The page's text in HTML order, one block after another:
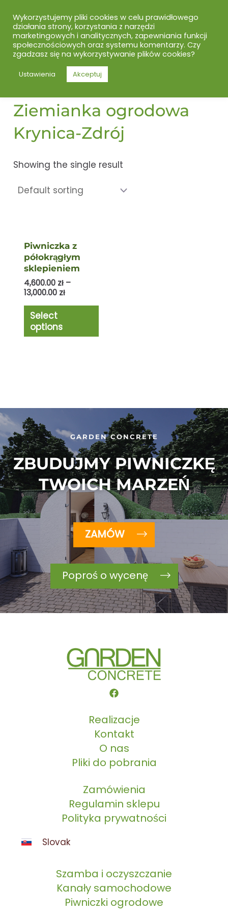
content
Main
Menu
MENU
Home
/ Products tagged “Ziemianka ogrodowa
Krynica-Zdrój”
Ziemianka ogrodowa
Krynica-Zdrój
Showing the single result
Piwniczka z
półokrągłym
sklepieniem
4,600.00 zł–
13,000.00 zł
Select
options
GARDEN CONCRETE
ZBUDUJMY PIWNICZKĘ
TWOICH MARZEŃ
ZAMÓW
Poproś o wycenę
Realizacje
Kontakt
O nas
Pliki do pobrania
Zamówienia
Regulamin sklepu
Polityka prywatności
Slovak
Szamba i oczyszczanie
Kanały samochodowe
Piwniczki ogrodowe
Wykorzystujemy pliki cookies w celu prawidłowego
działania strony, korzystania z narzędzi
marketingowych i analitycznych, zapewniania funkcji
społecznościowych oraz systemu komentarzy. Czy
zgadzasz się na wykorzystywanie plików cookies?
Ustawienia Akceptuj